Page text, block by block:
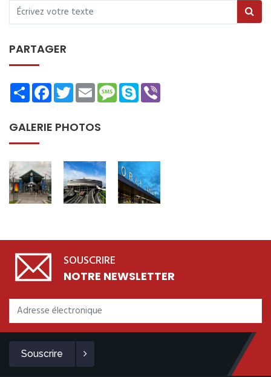
PARTAGER
ShareFacebookTwitterEmailMessage
Skype
GALERIE PHOTOS
SOUSCRIRE
NOTRE NEWSLETTER
Souscrire